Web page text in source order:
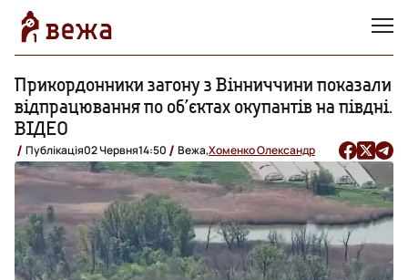
Прикордонники загону з Вінниччини показали
відпрацювання по об’єктах окупантів на півдні.
ВІДЕО
Публікація02 Червня14:50 Вежа,Хоменко Олександр